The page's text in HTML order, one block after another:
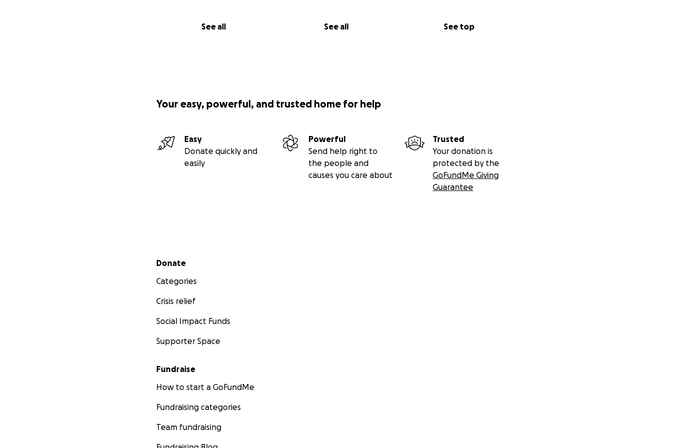
See all See all See top
Your easy, powerful, and trusted home for help
Easy
Donate quickly and
easily
Powerful
Send help right to
the people and
causes you care about
Trusted
Your donation is
protected by the
GoFundMe Giving
Guarantee
Secondary menu
Donate
Categories
Crisis relief
Social Impact Funds
Supporter Space
Fundraise
How to start a GoFundMe
Fundraising categories
Team fundraising